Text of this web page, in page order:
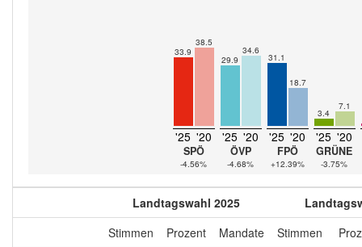
33.9
38.5
'25 '20
SPÖ
-4.56%
29.9
34.6
'25 '20
ÖVP
-4.68%
31.1
18.7
'25 '20
FPÖ
+12.39%
3.4
7.1
'25 '20
GRÜNE
-3.75%
Landtagswahl 2025
Stimmen
Prozent Mandate Stimmen